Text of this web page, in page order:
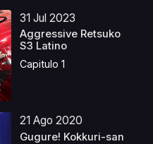
31 Jul 2023
Aggressive Retsuko
S3 Latino
Capitulo 1
21 Ago 2020
Gugure! Kokkuri-san